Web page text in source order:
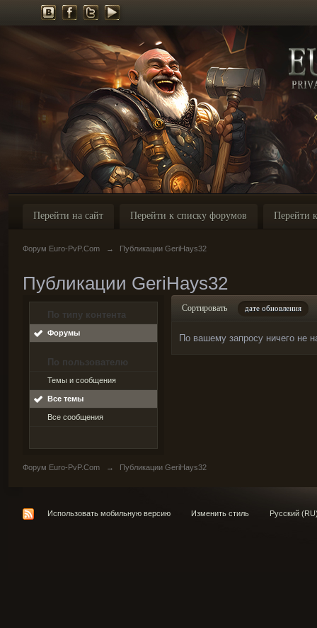
Перейти на сайт Перейти к списку форумов Перейти
Форум Euro-PvP.Com → Публикации GeriHays32
Публикации GeriHays32
По типу контента
Форумы
По пользователю
Темы и сообщения
Все темы
Все сообщения
Сортировать дате обновления
По вашему запросу ничего не
Форум Euro-PvP.Com → Публикации GeriHays32
Использовать мобильную версию Изменить стиль Русский